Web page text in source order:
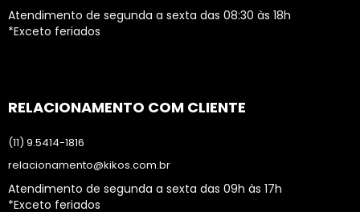
Atendimento de segunda a sexta das 08:30 às 18h
*Exceto feriados
RELACIONAMENTO COM CLIENTE
(11) 9.5414-1816
relacionamento@kikos.com.br
Atendimento de segunda a sexta das 09h às 17h
*Exceto feriados